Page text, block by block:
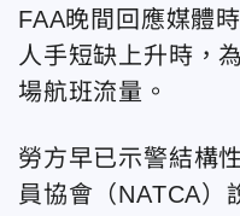
FAA晚間回應媒體
人手短缺上升時，
場航班流量。
勞方早已示警結構
員協會（NATCA）